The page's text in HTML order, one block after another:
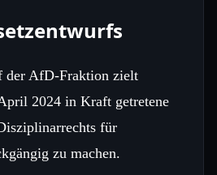
der AfD‑Fraktion zielt
2024 in Kraft getretene
für
zu machen.